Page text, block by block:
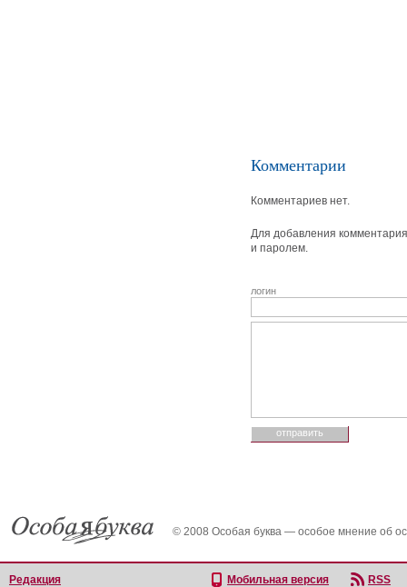
Комментарии
Комментариев нет.
Для добавления
и паролем.
логин
© 2008 Особая буква — особое мнение об
Редакция Мобильная версия
RSS